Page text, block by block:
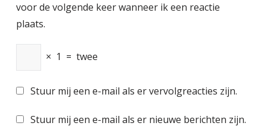
voor de volgende keer wanneer ik een reactie
plaats.
× 1 = twee
Stuur mij een e-mail als er vervolgreacties zijn.
Stuur mij een e-mail als er nieuwe berichten zijn.